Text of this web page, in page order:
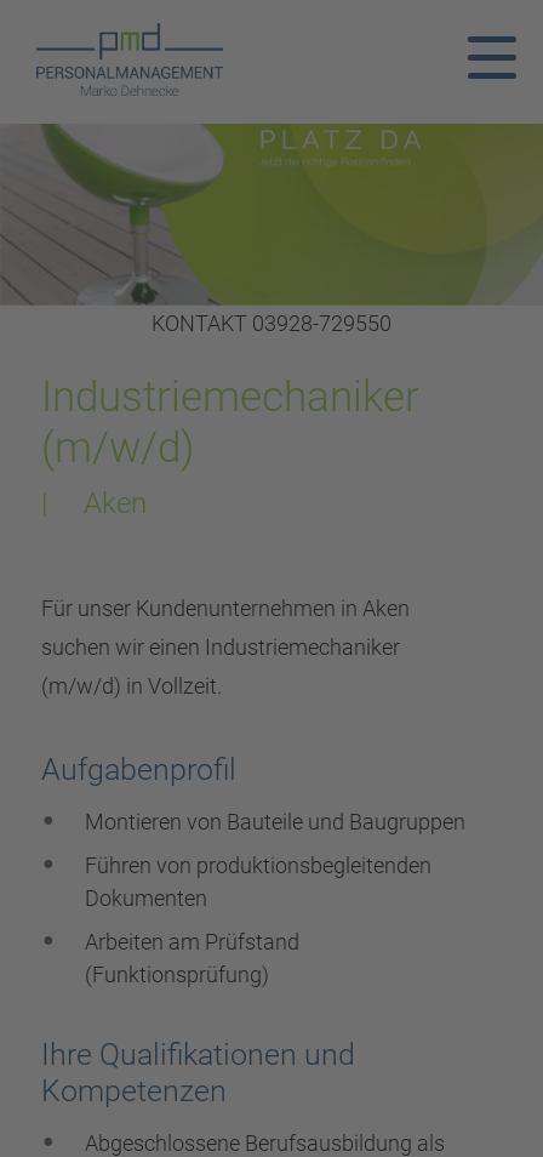
KONTAKT 03928-729550
Industriemechaniker
(m/w/d)
| Aken
Für unser Kundenunternehmen in Aken
suchen wir einen Industriemechaniker
(m/w/d) in Vollzeit.
Aufgabenprofil
Montieren von Bauteile und Baugruppen
Führen von produktionsbegleitenden
Dokumenten
Arbeiten am Prüfstand
(Funktionsprüfung)
Ihre Qualifikationen und
Kompetenzen
Abgeschlossene Berufsausbildung als